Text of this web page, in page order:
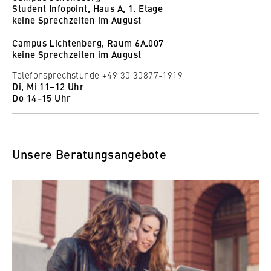
i
n
B
e
r
l
i
c
o
o
l
o
f
E
Student Infopoint, Haus A, 1. Etage
keine Sprechzeiten im August
Campus Lichtenberg, Raum 6A.007
keine Sprechzeiten im August
Telefonsprechstunde +49 30 30877-1919
Di, Mi 11–12 Uhr
Do 14–15 Uhr
Unsere Beratungsangebote
Anbieter:
Zweck:
Speichert den Zustimmungsstatus des
Benutzers für Cookies auf der aktuellen
Domäne. Dadurch wird verhindert, dass das
Cookie Laufzeit:
1 Jahr
TYPO3 Frontend Nutzer
Name:
fe_typo_user